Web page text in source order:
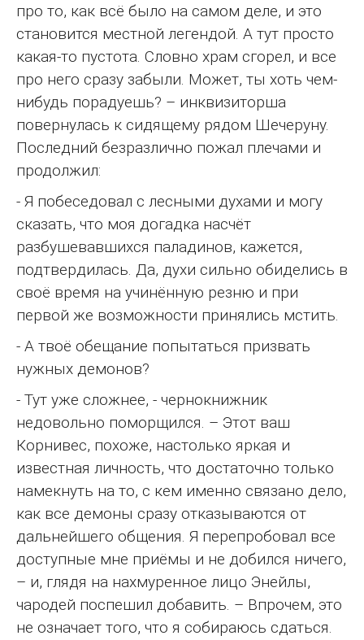
про то, как всё было на самом деле, и это
становится местной легендой. А тут просто
какая-то пустота. Словно храм сгорел, и все
про него сразу забыли. Может, ты хоть чем-
нибудь порадуешь? – инквизиторша
повернулась к сидящему рядом Шечеруну.
Последний безразлично пожал плечами и
продолжил:
- Я побеседовал с лесными духами и могу
сказать, что моя догадка насчёт
разбушевавшихся паладинов, кажется,
подтвердилась. Да, духи сильно обиделись в
своё время на учинённую резню и при
первой же возможности принялись мстить.
- А твоё обещание попытаться призвать
нужных демонов?
- Тут уже сложнее, - чернокнижник
недовольно поморщился. – Этот ваш
Корнивес, похоже, настолько яркая и
известная личность, что достаточно только
намекнуть на то, с кем именно связано дело,
как все демоны сразу отказываются от
дальнейшего общения. Я перепробовал все
доступные мне приёмы и не добился ничего,
– и, глядя на нахмуренное лицо Энейлы,
чародей поспешил добавить. – Впрочем, это
не означает того, что я собираюсь сдаться.